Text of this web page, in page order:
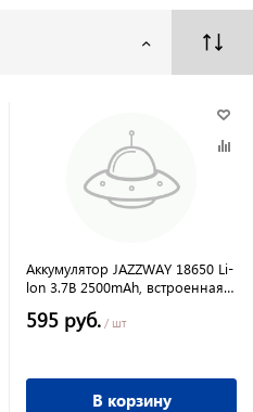
Аккумулятор JAZZWAY 18650 Li-
lon 3.7B 2500mAh, встроенная
595 руб. / шт
В корзину